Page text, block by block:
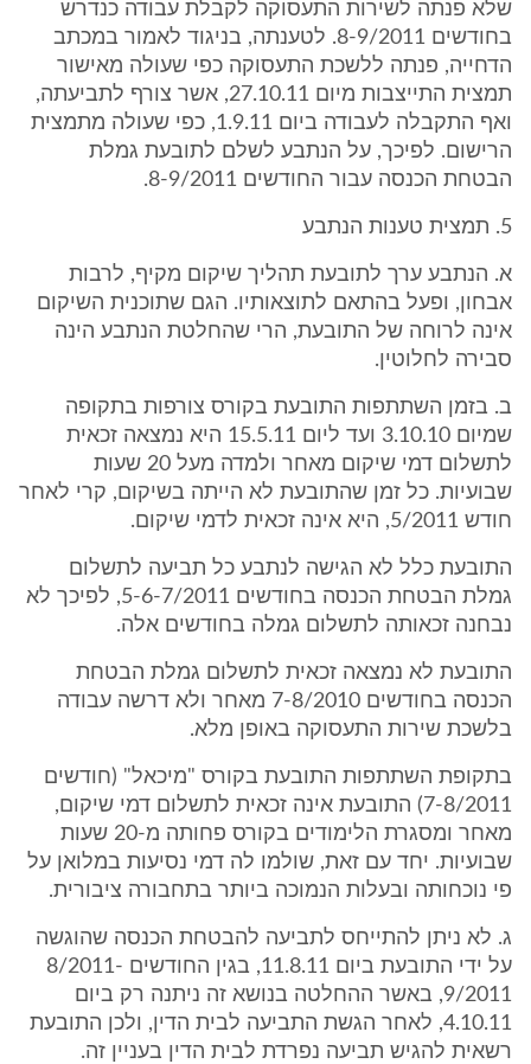
שלא פנתה לשירות התעסוקה לקבלת עבודה כנדרש
בחודשים 8-9/2011. לטענתה, בניגוד לאמור במכתב
הדחייה, פנתה ללשכת התעסוקה כפי שעולה מאישור
תמצית התייצבות מיום 27.10.11, אשר צורף לתביעתה,
ואף התקבלה לעבודה ביום 1.9.11, כפי שעולה מתמצית
הרישום. לפיכך, על הנתבע לשלם לתובעת גמלת
הבטחת הכנסה עבור החודשים 8-9/2011.
5. תמצית טענות הנתבע
א. הנתבע ערך לתובעת תהליך שיקום מקיף, לרבות
אבחון, ופעל בהתאם לתוצאותיו. הגם שתוכנית השיקום
אינה לרוחה של התובעת, הרי שהחלטת הנתבע הינה
סבירה לחלוטין.
ב. בזמן השתתפות התובעת בקורס צורפות בתקופה
שמיום 3.10.10 ועד ליום 15.5.11 היא נמצאה זכאית
לתשלום דמי שיקום מאחר ולמדה מעל 20 שעות
שבועיות. כל זמן שהתובעת לא הייתה בשיקום, קרי לאחר
חודש 5/2011, היא אינה זכאית לדמי שיקום.
התובעת כלל לא הגישה לנתבע כל תביעה לתשלום
גמלת הבטחת הכנסה בחודשים 5-6-7/2011, לפיכך לא
נבחנה זכאותה לתשלום גמלה בחודשים אלה.
התובעת לא נמצאה זכאית לתשלום גמלת הבטחת
הכנסה בחודשים 7-8/2010 מאחר ולא דרשה עבודה
בלשכת שירות התעסוקה באופן מלא.
בתקופת השתתפות התובעת בקורס "מיכאל" (חודשים
7-8/2011) התובעת אינה זכאית לתשלום דמי שיקום,
מאחר ומסגרת הלימודים בקורס פחותה מ-20 שעות
שבועיות. יחד עם זאת, שולמו לה דמי נסיעות במלואן על
פי נוכחותה ובעלות הנמוכה ביותר בתחבורה ציבורית.
ג. לא ניתן להתייחס לתביעה להבטחת הכנסה שהוגשה
על ידי התובעת ביום 11.8.11, בגין החודשים 8/2011-
9/2011, באשר ההחלטה בנושא זה ניתנה רק ביום
4.10.11, לאחר הגשת התביעה לבית הדין, ולכן התובעת
רשאית להגיש תביעה נפרדת לבית הדין בעניין זה.